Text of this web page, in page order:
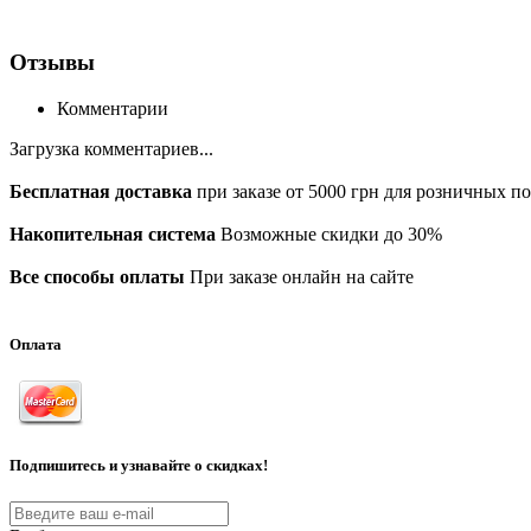
Отзывы
Комментарии
Загрузка комментариев...
Бесплатная доставка при заказе от 5000 грн для розничных
Накопительная система Возможные скидки до 30%
Все способы оплаты При заказе онлайн на сайте
Оплата
Подпишитесь и узнавайте о скидках!